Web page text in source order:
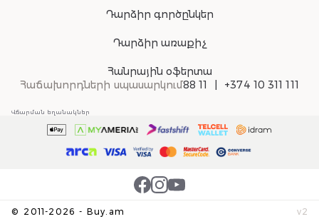
Դարձիր գործընկեր
Դարձիր առաքիչ
Հանրային օֆերտա
Հաճախորդների սպասարկում88 11 +374 10 311 111
© 2011-2026 - Buy.am v2
Վճարման եղանակներ